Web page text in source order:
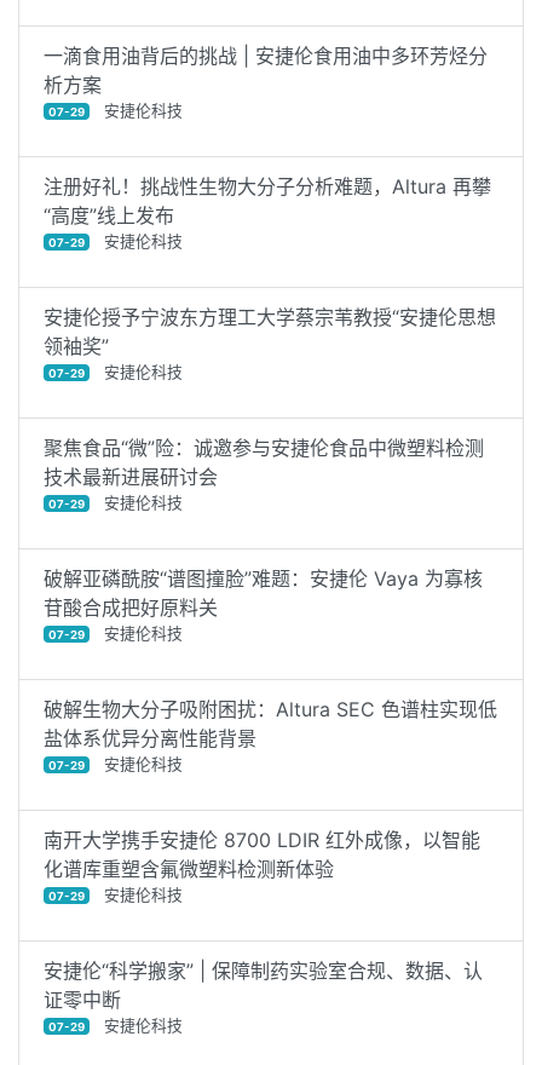
一滴食用油背后的挑战 | 安捷伦食用油中多环芳烃分
析方案
07-29 安捷伦科技
注册好礼！挑战性生物大分子分析难题，Altura 再攀
“高度”线上发布
07-29 安捷伦科技
安捷伦授予宁波东方理工大学蔡宗苇教授“安捷伦思想
领袖奖”
07-29 安捷伦科技
聚焦食品“微”险：诚邀参与安捷伦食品中微塑料检测
技术最新进展研讨会
07-29 安捷伦科技
破解亚磷酰胺“谱图撞脸”难题：安捷伦 Vaya 为寡核
苷酸合成把好原料关
07-29 安捷伦科技
破解生物大分子吸附困扰：Altura SEC 色谱柱实现低
盐体系优异分离性能背景
07-29 安捷伦科技
南开大学携手安捷伦 8700 LDIR 红外成像，以智能
化谱库重塑含氟微塑料检测新体验
07-29 安捷伦科技
安捷伦“科学搬家” | 保障制药实验室合规、数据、认
证零中断
07-29 安捷伦科技